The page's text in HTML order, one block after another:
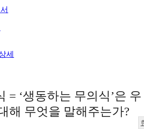
세
= ‘생동하는 무의식’은 우
해 무엇을 말해주는가?